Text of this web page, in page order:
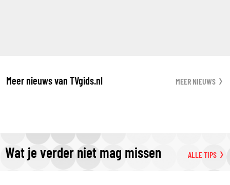
Meer nieuws van TVgids.nl MEER NIEUWS
Wat je verder niet mag missen ALLE TIPS